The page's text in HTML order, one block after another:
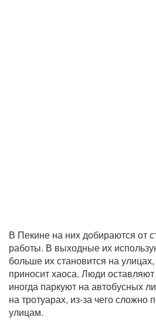
В Пекине на них добираются от
работы. В выходные их
больше их становится на
приносит хаоса. Люди
иногда паркуют на автобусных
на тротуарах, из-за чего сложно
улицам.